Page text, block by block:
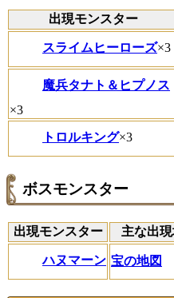
出現モンスター
スライムヒーローズ×3
魔兵タナト＆ヒプノス
×3
トロルキング×3
ボスモンスター
出現モンスター 主な出
ハヌマーン 宝の地図